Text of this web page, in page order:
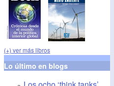
(+) ver más libros
Lo último en blogs